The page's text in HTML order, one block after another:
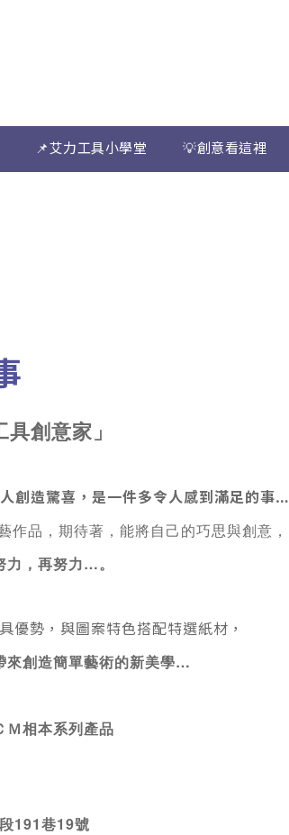
📌艾力工具小學堂 💡創意看這裡
創意家」
創造驚喜，是一件多令人感到滿足的事…
作品， 期待著，能將自己的巧思與創意，
力，再努力…。
優勢， 與圖案特色搭配特選紙材，
來創造簡單藝術的新美學…
Ｍ相本系列產品
191巷19號